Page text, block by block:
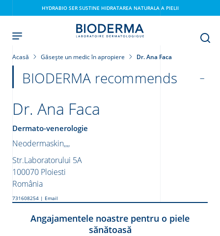
HYDRABIO SER SUSTINE HIDRATAREA NATURALA A PIELII
Acasă Găsește un medic în apropiere Dr. Ana Faca
BIODERMA recommends
Dr. Ana Faca
Dermato-venerologie
Neodermaskin,,,,
Str.Laboratorului 5A
100070 Ploiesti
România
731608254 | Email
Angajamentele noastre pentru o piele
sănătoasă